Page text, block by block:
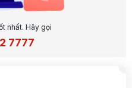
nhất. Hãy gọi
7777